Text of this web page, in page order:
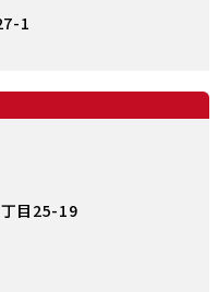
1
目25-19